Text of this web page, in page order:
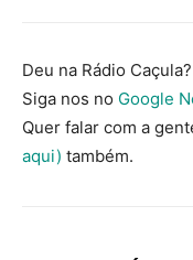
Deu na Rádio
Siga nos no Google
Quer falar com a
aqui) também.